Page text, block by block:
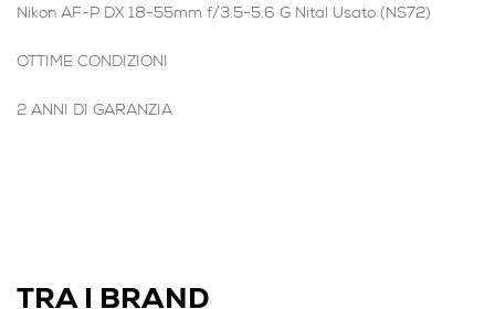
Nikon AF-P DX 18-55mm f/3.5-5.6 G Nital Usato (NS72)
OTTIME CONDIZIONI
2 ANNI DI GARANZIA
TRA I BRAND